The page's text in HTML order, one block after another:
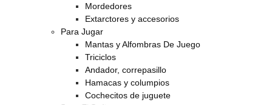
Mordedores
Extarctores y accesorios
Para Jugar
Mantas y Alfombras De Juego
Triciclos
Andador, correpasillo
Hamacas y columpios
Cochecitos de juguete